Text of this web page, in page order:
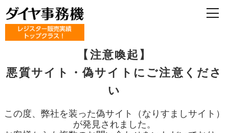
【注意喚起】
悪質サイト・偽サイトにご注意くださ
い
この度、弊社を装った偽サイト（なりすましサイト）
が発見されました。